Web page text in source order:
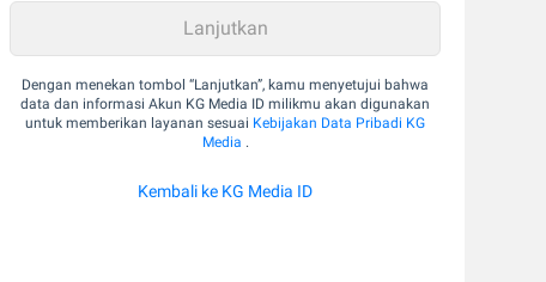
Dengan menekan tombol “Lanjutkan”, kamu menyetujui bahwa
data dan informasi Akun KG Media ID milikmu akan digunakan
untuk memberikan layanan sesuai Kebijakan Data Pribadi KG
Media .
Kembali ke KG Media ID